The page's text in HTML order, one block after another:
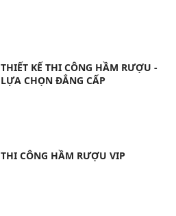
THIẾT KẾ THI CÔNG HẦM RƯỢU -
LỰA CHỌN ĐẲNG CẤP
THI CÔNG HẦM RƯỢU VIP